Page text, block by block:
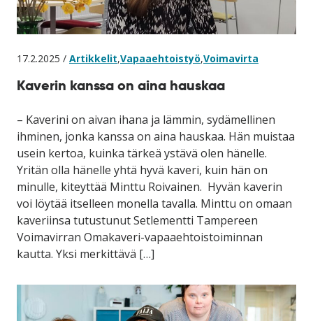
17.2.2025 / Artikkelit,Vapaaehtoistyö,Voimavirta
Kaverin kanssa on aina hauskaa
– Kaverini on aivan ihana ja lämmin, sydämellinen
ihminen, jonka kanssa on aina hauskaa. Hän muistaa
usein kertoa, kuinka tärkeä ystävä olen hänelle.
Yritän olla hänelle yhtä hyvä kaveri, kuin hän on
minulle, kiteyttää Minttu Roivainen. Hyvän kaverin
voi löytää itselleen monella tavalla. Minttu on omaan
kaveriinsa tutustunut Setlementti Tampereen
Voimavirran Omakaveri-vapaaehtoistoiminnan
kautta. Yksi merkittävä […]